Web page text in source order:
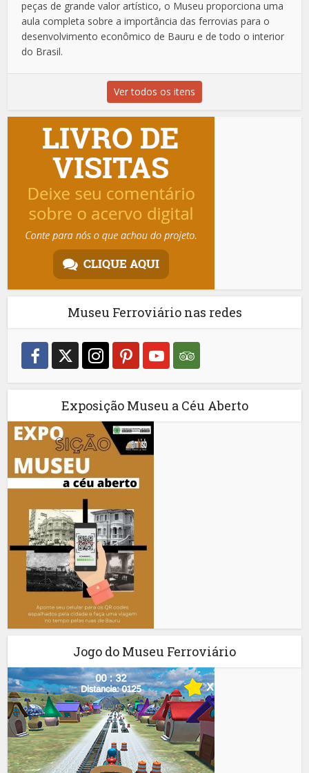
peças de grande valor artístico, o Museu proporciona uma
aula completa sobre a importância das ferrovias para o
desenvolvimento econômico de Bauru e de todo o interior
do Brasil.
Ver todos os itens
Museu Ferroviário nas redes
Exposição Museu a Céu Aberto
Jogo do Museu Ferroviário